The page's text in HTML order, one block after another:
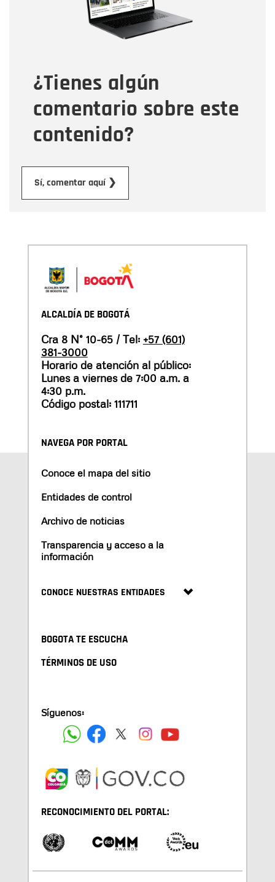
¿Tienes algún
comentario sobre este
contenido?
Sí, comentar aquí ❯
Tipo de comentario
Mensaje
ALCALDÍA DE BOGOTÁ
Cra 8 N° 10-65 / Tel: +57 (601)
381-3000
Horario de atención al público:
Lunes a viernes de 7:00 a.m. a
4:30 p.m.
Código postal: 111711
NAVEGA POR PORTAL
Conoce el mapa del sitio
Entidades de control
Archivo de noticias
Transparencia y acceso a la
información
CONOCE NUESTRAS ENTIDADES
BOGOTA TE ESCUCHA
TÉRMINOS DE USO
Síguenos:
RECONOCIMIENTO DEL PORTAL: